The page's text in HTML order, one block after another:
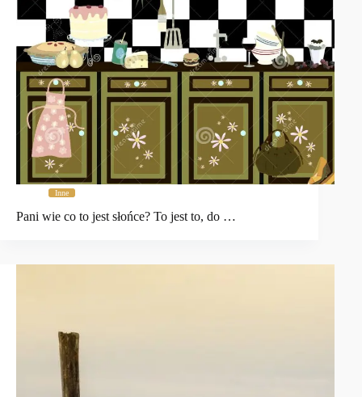
Inne
Pani wie co to jest słońce? To jest to, do …